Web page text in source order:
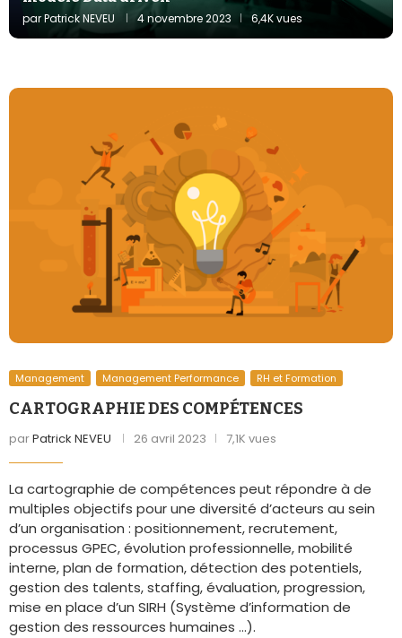
parPatrick NEVEU 4 novembre 2023 6,4K vues
Management Management Performance RH et Formation
CARTOGRAPHIE DES COMPÉTENCES
parPatrick NEVEU 26 avril 2023 7,1K vues
La cartographie de compétences peut répondre à de
multiples objectifs pour une diversité d’acteurs au sein
d’un organisation : positionnement, recrutement,
processus GPEC, évolution professionnelle, mobilité
interne, plan de formation, détection des potentiels,
gestion des talents, staffing, évaluation, progression,
mise en place d’un SIRH (Système d’information de
gestion des ressources humaines …).